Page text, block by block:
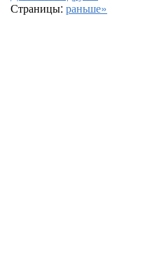
Страницы: раньше»